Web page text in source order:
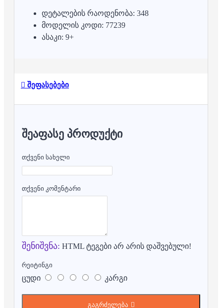
დეტალების რაოდენობა: 348
მოდელის კოდი: 77239
ასაკი: 9+
შეფასებები
ᲨᲔᲐᲤᲐᲡᲔ ᲞᲠᲝᲓᲣᲥᲢᲘ
თქვენი სახელი
თქვენი კომენტარი
შენიშვნა: HTML ტეგები არ არის დაშვებული!
რეიტინგი
ცუდი კარგი
გაგრძელება